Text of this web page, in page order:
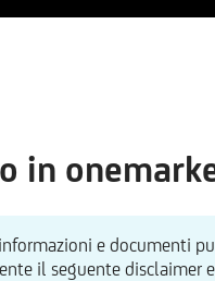
in
e documenti
il seguente disclaimer